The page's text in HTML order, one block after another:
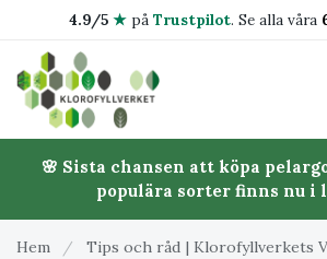
4.9/5 ★på Trustpilot. Se alla våra
🌸 Sista chansen att köpa
populära sorter finns nu i
Hem / Tips och råd | Klorofyllverkets